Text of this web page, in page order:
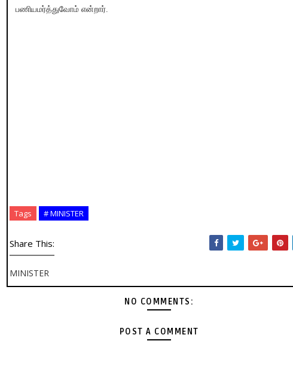
பணியமர்த்துவோம் என்றார்.
Tags # MINISTER
Share This:
MINISTER
NO COMMENTS:
POST A COMMENT